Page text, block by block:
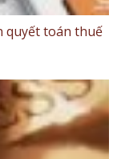
quyết toán thuế